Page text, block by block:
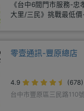
《台中6間門市服務-
大里/三民》挑戰最低
零壹通訊-豐原總店
4.9
(678)
台中市豐原區三民路110號